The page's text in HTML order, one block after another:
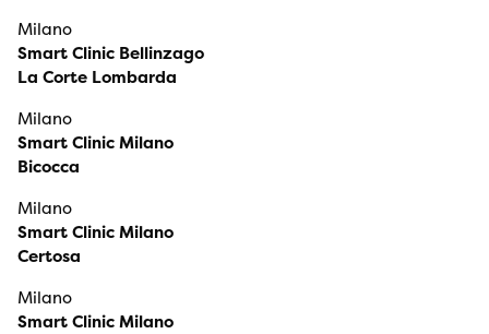
Milano
Smart Clinic Bellinzago
La Corte Lombarda
Milano
Smart Clinic Milano
Bicocca
Milano
Smart Clinic Milano
Certosa
Milano
Smart Clinic Milano